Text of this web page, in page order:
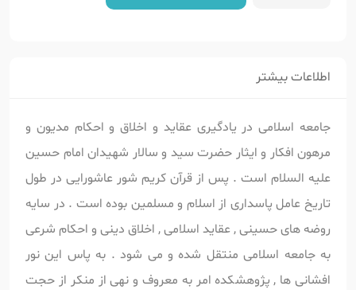
اطلاعات بیشتر
جامعه اسلامی در یادگیری عقاید و اخلاق و احکام مدیون و
مرهون افکار و ایثار حضرت سید و سالار شهیدان امام حسین
علیه السلام است . پس از قرآن کریم شور عاشورایی در طول
تاریخ عامل پاسداری از اسلام و مسلمین بوده است . در سایه
روضه های حسینی , عقاید اسلامی , اخلاق دینی و احکام شرعی
به جامعه اسلامی منتقل شده و می شود . به پاس این نور
افشانی ها , پژوهشکده امر به معروف و نهی از منکر از حجت